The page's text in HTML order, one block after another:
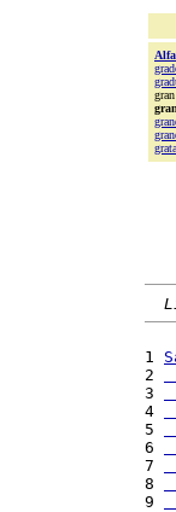
grata
1
2
3
4
5
6
7
8
9